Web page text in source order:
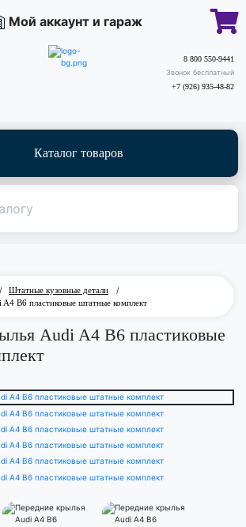
Мой аккаунт и гараж
8 800 550-9441
Звонок бесплатный
+7 (926) 935-48-82
Каталог товаров
/ Штатные кузовные детали
/
B6 пластиковые штатные комплект
Audi A4 B6 пластиковые